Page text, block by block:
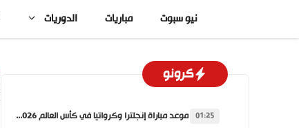
المحتوى
نيو سبوت مباريات الدوريات
كرونو
01:25 موعد مباراة إنجلترا وكرواتيا في كأس العالم 2026 والقنوات الناقلة